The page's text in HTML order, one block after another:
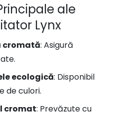
ale
Lynx
cromată: Asigură
ecologică: Disponibil
de culori.
cromat: Prevăzute cu